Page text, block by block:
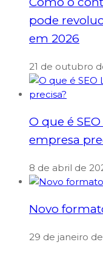
pode
em 2026
21 de outubro
O que é
empresa
8 de abril de
Novo
29 de janeiro